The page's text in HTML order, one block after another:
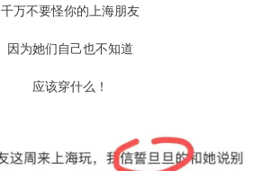
千万不要怪你的上海朋友
因为她们自己也不知道
应该穿什么！